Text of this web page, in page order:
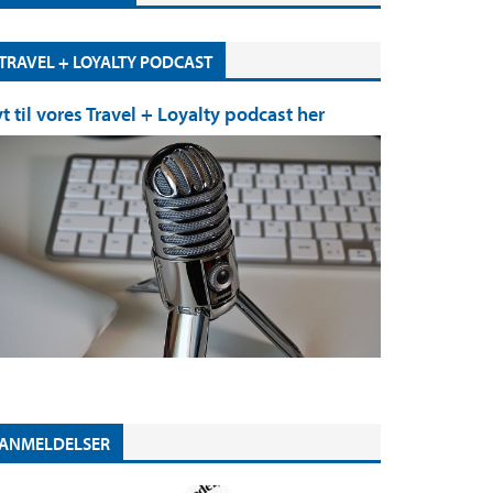
+ LOYALTY PODCAST
til vores Travel + Loyalty podcast her